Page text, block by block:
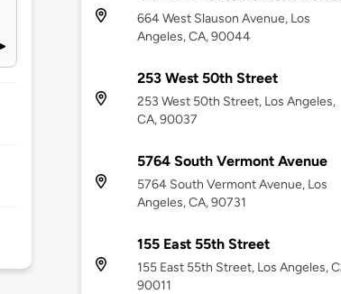
664 West Slauson Avenue, Los
Angeles, CA, 90044
253 West 50th Street
253 West 50th Street, Los Angeles,
CA, 90037
5764 South Vermont Avenue
5764 South Vermont Avenue, Los
Angeles, CA, 90731
155 East 55th Street
155 East 55th Street, Los Angeles,
90011